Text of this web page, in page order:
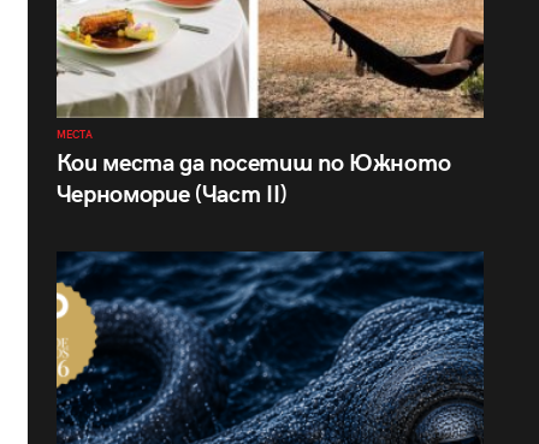
МЕСТА
Кои места да посетиш по Южното
Черноморие (Част II)